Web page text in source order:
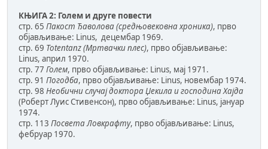
КЊИГА 2: Голем и друге повести
стр. 65 Пакост Ђаволова (средњовековна хроника), прво
објављивање: Linus, децембар 1969.
стр. 69 Totentanz (Мртвачки плес), прво објављивање:
Linus, април 1970.
стр. 77 Голем, прво објављивање: Linus, мај 1971.
стр. 91 Погодба, прво објављивање: Linus, новембар 1974.
стр. 98 Необични случај доктора Џекила и господина Хајда
(Роберт Луис Стивенсон), прво објављивање: Linus, јануар
1974.
стр. 113 Посвета Ловкрафту, прво објављивање: Linus,
фебруар 1970.